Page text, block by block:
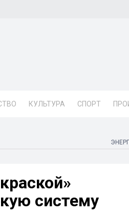
КУЛЬТУРА СПОРТ
систему